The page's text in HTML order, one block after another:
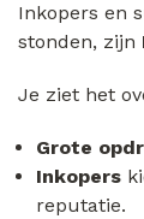
Inkopers en
stonden, zijn
Je ziet het
Grote
Inkopers
reputatie.